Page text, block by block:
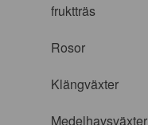
fruktträs
Rosor
Klängväxter
Medelhavsväxter